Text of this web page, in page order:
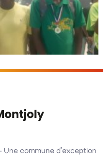
commune d’exception